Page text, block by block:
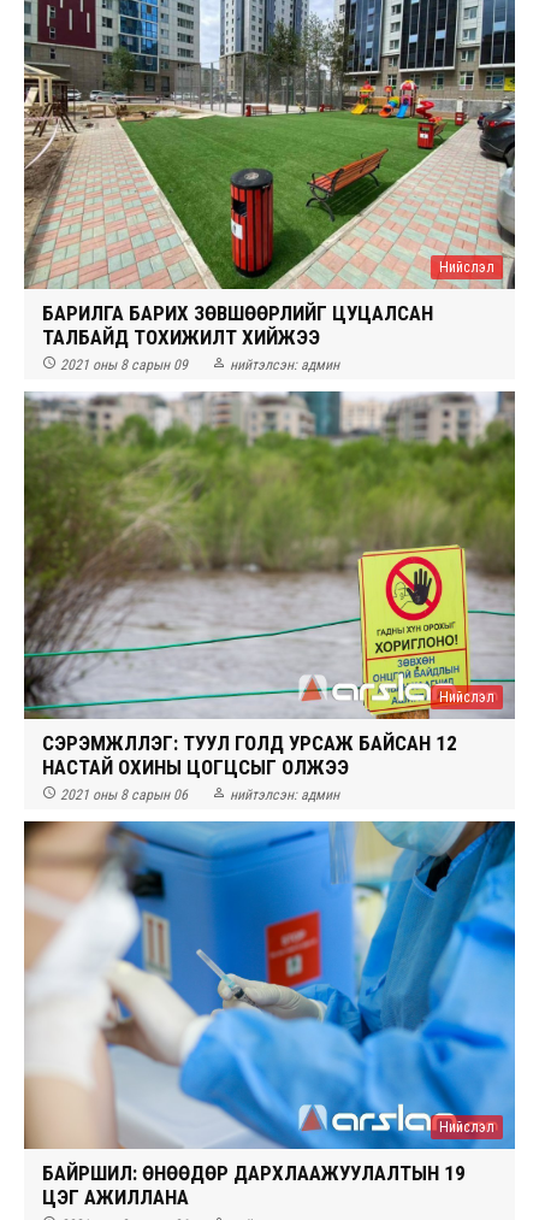
Нийслэл
БАРИЛГА БАРИХ ЗӨВШӨӨРЛИЙГ ЦУЦАЛСАН
ТАЛБАЙД ТОХИЖИЛТ ХИЙЖЭЭ
 2021 оны 8 сарын 09  нийтэлсэн: админ
Нийслэл
СЭРЭМЖЛҮҮЛЭГ: ТУУЛ ГОЛД УРСАЖ БАЙСАН 12
НАСТАЙ ОХИНЫ ЦОГЦСЫГ ОЛЖЭЭ
 2021 оны 8 сарын 06  нийтэлсэн: админ
Нийслэл
БАЙРШИЛ: ӨНӨӨДӨР ДАРХЛААЖУУЛАЛТЫН 19
ЦЭГ АЖИЛЛАНА